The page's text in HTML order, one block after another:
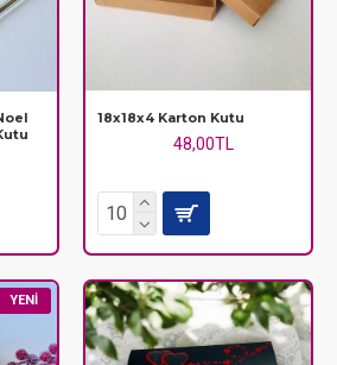
18x18x4 Karton Kutu
48,00TL
YENI